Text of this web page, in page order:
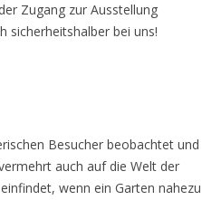
Zugang zur Ausstellung
sicherheitshalber bei uns!
Besucher beobachtet und
auch auf die Welt der
wenn ein Garten nahezu